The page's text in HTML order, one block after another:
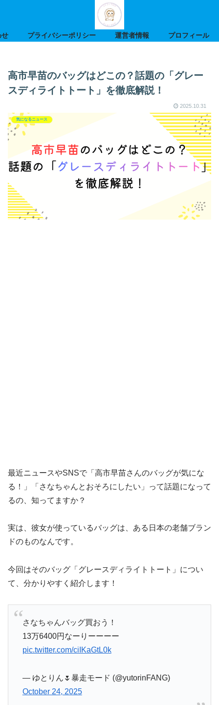
せ プライバシーポリシー 運営者情報 プロフィール
高市早苗のバッグはどこの？話題の「グレー
スディライトトート」を徹底解説！
2025.10.31
気になるニュース
最近ニュースやSNSで「高市早苗さんのバッグが気にな
る！」「さなちゃんとおそろにしたい」って話題になって
るの、知ってますか？
実は、彼女が使っているバッグは、ある日本の老舗ブラン
ドのものなんです。
今回はそのバッグ「グレースディライトトート」につい
て、分かりやすく紹介します！
さなちゃんバッグ買おう！
13万6400円なーりーーーー
pic.twitter.com/ciIKaGtL0k
— ゆとりん🌷暴走モード (@yutorinFANG)
October 24, 2025